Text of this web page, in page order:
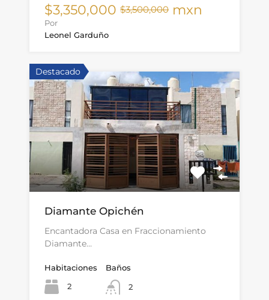
$3,350,000 $3,500,000 mxn
Por
Leonel Garduño
Destacado
Diamante Opichén
Encantadora Casa en Fraccionamiento
Diamante…
Habitaciones
2
Baños
2